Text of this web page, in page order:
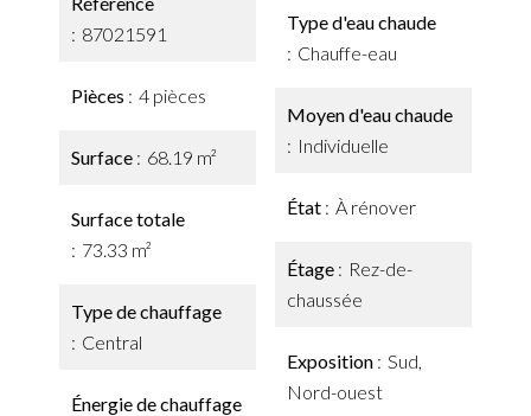
87021591
Pièces 4 pièces
Surface 68.19 m²
Surface totale
73.33 m²
Type de chauffage
Central
Énergie de chauffage
Type d'eau chaude
Chauffe-eau
Moyen d'eau chaude
Individuelle
État À rénover
Étage
Rez-de-
chaussée
Exposition
Sud,
Nord-ouest